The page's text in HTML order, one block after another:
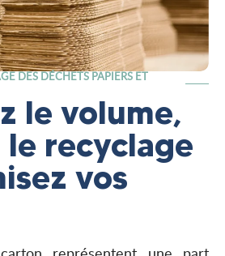
DES DÉCHETS PAPIERS ET
le volume,
recyclage
vos